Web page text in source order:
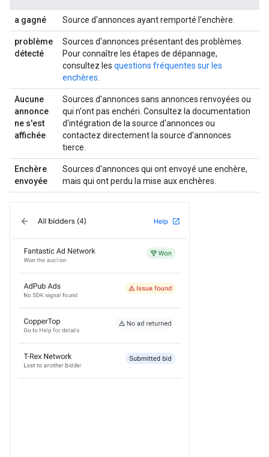
a gagné Source d'annonces ayant remporté l'enchère.
problème
détecté
Sources d'annonces présentant des problèmes.
Pour connaître les étapes de dépannage,
consultez les questions fréquentes sur les
enchères
Aucune
annonce
ne s'est
affichée
Sources d'annonces sans annonces renvoyées ou
qui n'ont pas enchéri. Consultez la documentation
d'intégration de la source d'annonces ou
contactez directement la source d'annonces
tierce.
Enchère
envoyée
Sources d'annonces qui ont envoyé une enchère,
mais qui ont perdu la mise aux enchères.